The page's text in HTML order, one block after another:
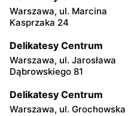
Warszawa, ul. Marcina
Kasprzaka 24
Delikatesy Centrum
Warszawa, ul. Jarosława
Dąbrowskiego 81
Delikatesy Centrum
Warszawa, ul. Grochowska